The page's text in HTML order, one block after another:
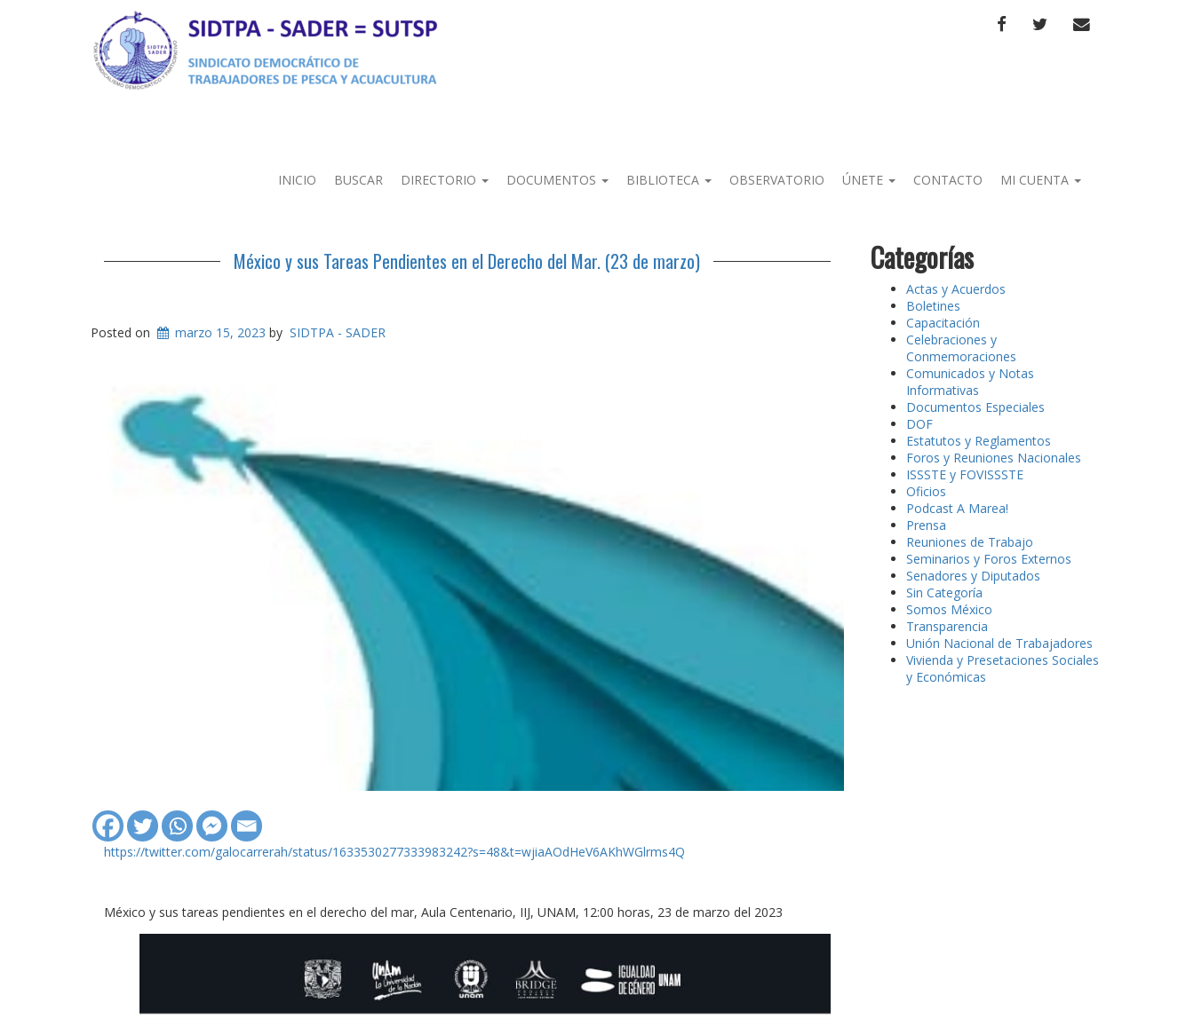
FACEBOOKTWITTERCORREO
INICIO BUSCAR DIRECTORIO DOCUMENTOS BIBLIOTECA OBSERVATORIO ÚNETE CONTACTO MI CUENTA
México y sus Tareas Pendientes en el Derecho del Mar. (23 de marzo)
Posted on marzo 15, 2023 by SIDTPA - SADER
https://twitter.com/galocarrerah/status/1633530277333983242?s=48&t=wjiaAOdHeV6AKhWGlrms4Q
México y sus tareas pendientes en el derecho del mar, Aula Centenario, IIJ, UNAM, 12:00 horas, 23 de marzo del 2023
Categorías
Actas y Acuerdos
Boletines
Capacitación
Celebraciones y
Conmemoraciones
Comunicados y Notas
Informativas
Documentos Especiales
DOF
Estatutos y Reglamentos
Foros y Reuniones Nacionales
ISSSTE y FOVISSSTE
Oficios
Podcast A Marea!
Prensa
Reuniones de Trabajo
Seminarios y Foros Externos
Senadores y Diputados
Sin Categoría
Somos México
Transparencia
Unión Nacional de Trabajadores
Vivienda y Presetaciones Sociales
y Económicas